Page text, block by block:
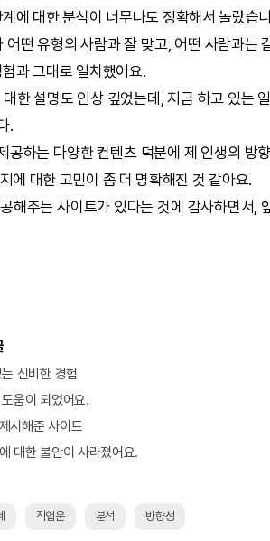
에 대한 분석이 너무나도 정확해서 놀랐습
어떤 유형의 사람과 잘 맞고, 어떤 사람과는
과 그대로 일치했어요.
한 설명도 인상 깊었는데, 지금 하고 있는
.
공하는 다양한 컨텐츠 덕분에 제 인생의 방
에 대한 고민이 좀 더 명확해진 것 같아요.
해주는 사이트가 있다는 것에 감사하면서,
신비한 경험
움이 되었어요.
시해준 사이트
대한 불안이 사라졌어요.
직업운 분석 방향성